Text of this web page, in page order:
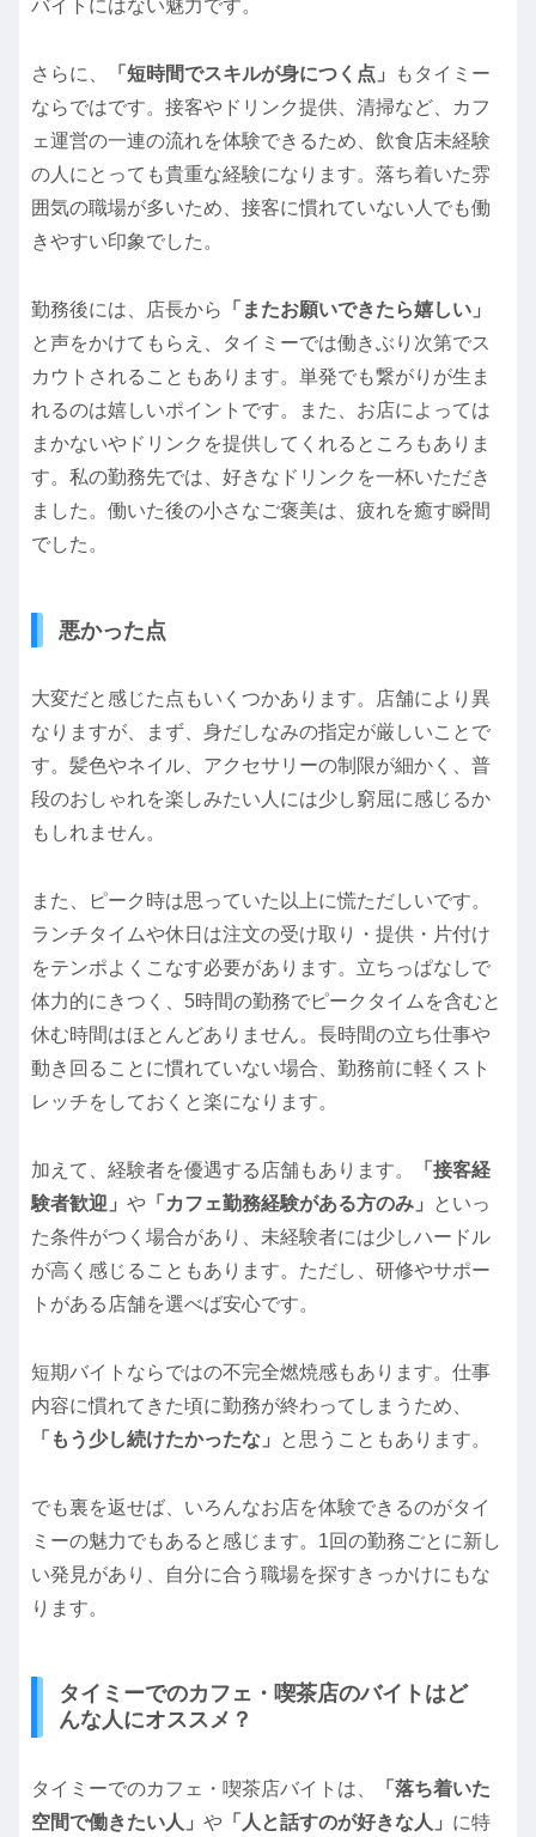
バイトにはない魅力です。
さらに、 「短時間でスキルが身につく点」
もタイミー
ならではです。接客やドリンク提供、清掃など、カフ
ェ運営の一連の流れを体験できるため、飲食店未経験
の人にとっても貴重な経験になります。落ち着いた雰
囲気の職場が多いため、接客に慣れていない人でも働
きやすい印象でした。
勤務後には、店長から
「またお願いできたら嬉しい」
と声をかけてもらえ、タイミーでは働きぶり次第でス
カウトされることもあります。単発でも繋がりが生ま
れるのは嬉しいポイントです。また、お店によっては
まかないやドリンクを提供してくれるところもありま
す。私の勤務先では、好きなドリンクを一杯いただき
ました。働いた後の小さなご褒美は、疲れを癒す瞬間
でした。
悪かった点
大変だと感じた点もいくつかあります。店舗により異
なりますが、まず、身だしなみの指定が厳しいことで
す。髪色やネイル、アクセサリーの制限が細かく、普
段のおしゃれを楽しみたい人には少し窮屈に感じるか
もしれません。
また、ピーク時は思っていた以上に慌ただしいです。
ランチタイムや休日は注文の受け取り・提供・片付け
をテンポよくこなす必要があります。立ちっぱなしで
体力的にきつく、5時間の勤務でピークタイムを含むと
休む時間はほとんどありません。長時間の立ち仕事や
動き回ることに慣れていない場合、勤務前に軽くスト
レッチをしておくと楽になります。
加えて、経験者を優遇する店舗もあります。
「接客経
験者歓迎」 や 「カフェ勤務経験がある方のみ」
といっ
た条件がつく場合があり、未経験者には少しハードル
が高く感じることもあります。ただし、研修やサポー
トがある店舗を選べば安心です。
短期バイトならではの不完全燃焼感もあります。仕事
内容に慣れてきた頃に勤務が終わってしまうため、
「もう少し続けたかったな」
と思うこともあります。
でも裏を返せば、いろんなお店を体験できるのがタイ
ミーの魅力でもあると感じます。1回の勤務ごとに新し
い発見があり、自分に合う職場を探すきっかけにもな
ります。
タイミーでのカフェ・喫茶店のバイトはど
んな人にオススメ？
タイミーでのカフェ・喫茶店バイトは、
「落ち着いた
空間で働きたい人」 や 「人と話すのが好きな人」 に特